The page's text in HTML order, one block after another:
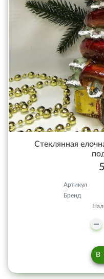
Стеклянная
Артикул
Бренд
В